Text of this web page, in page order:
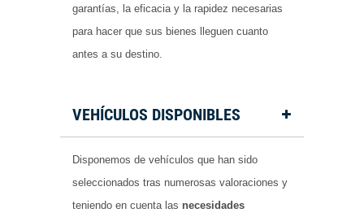
garantías, la eficacia y la rapidez necesarias
para hacer que sus bienes lleguen cuanto
antes a su destino.
VEHÍCULOS DISPONIBLES
Disponemos de vehículos que han sido
seleccionados tras numerosas valoraciones y
teniendo en cuenta las necesidades